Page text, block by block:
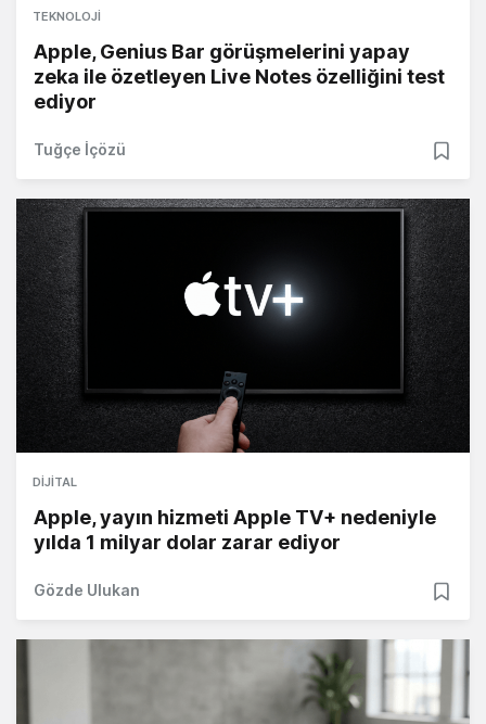
TEKNOLOJI
Apple, Genius Bar görüşmelerini yapay
zeka ile özetleyen Live Notes özelliğini test
ediyor
Tuğçe İçözü
DIJITAL
Apple, yayın hizmeti Apple TV+ nedeniyle
yılda 1 milyar dolar zarar ediyor
Gözde Ulukan